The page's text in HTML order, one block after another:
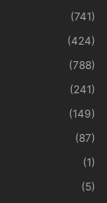
(741)
(424)
(788)
(241)
(149)
(87)
(1)
(5)